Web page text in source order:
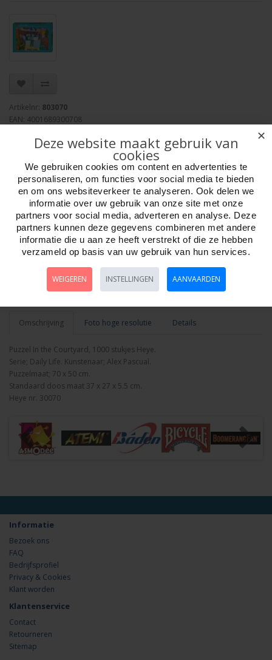
Artikelnr: 803070
EAN: 4001689300708
Minimum afname: 1
Aantal
Bestellen
Omschrijving Foto hoge resolutie Details
Puzzel In the Courtyard, 1000 stukjes Heye.
Serie; Daily Life. Kunstenaar; Alex Pascual.
Puzzelmaat; 70 x 50 cm.
Standaard doos maat 37 x 27 x 5.5 cm.
Heye nr. 30070
Informatie
Bezoek ons
FAQ
Bedrijfsprofiel
Privacy & Cookies
Klant worden
Klantenservice
Contact
Retourneren
Sitemap
✕
Deze website maakt gebruik van
cookies
We gebruiken cookies om content en advertenties te
personaliseren, om functies voor social media te bieden
en om ons websiteverkeer te analyseren. Ook delen we
informatie over uw gebruik van onze site met onze
partners voor social media, adverteren en analyse. Deze
partners kunnen deze gegevens combineren met andere
informatie die u aan ze heeft verstrekt of die ze hebben
verzameld op basis van uw gebruik van hun services.
WEIGEREN INSTELLINGEN AANVAARDEN